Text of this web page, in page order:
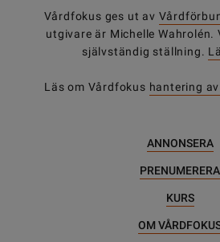
Vårdfokus ges ut av
utgivare är Michelle Wahrolén.
självständig ställning.
Läs om Vårdfokus hantering
ANNONSERA
PRENUMERERA
KURS
OM